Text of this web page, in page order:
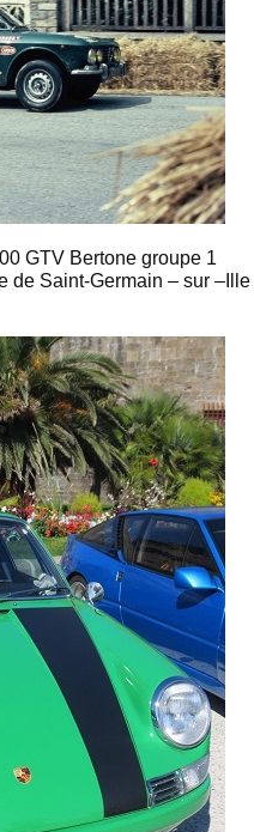
GTV Bertone groupe 1
de Saint-Germain – sur –Ille